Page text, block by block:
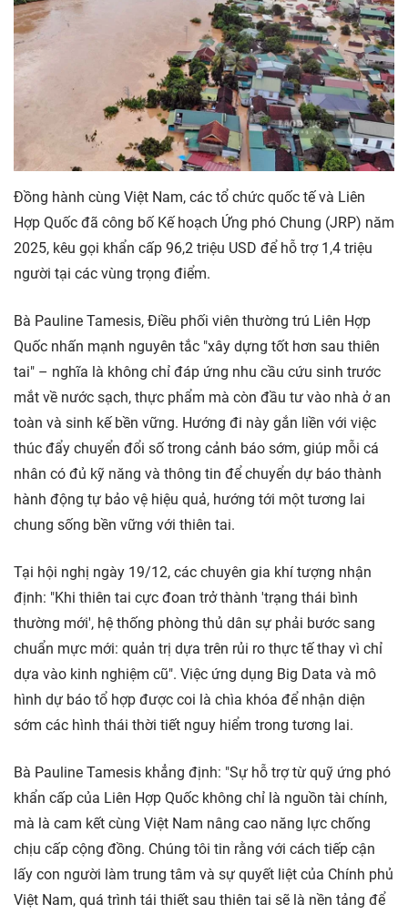
Đồng hành cùng Việt Nam, các tổ chức quốc tế và Liên
Hợp Quốc đã công bố Kế hoạch Ứng phó Chung (JRP) năm
2025, kêu gọi khẩn cấp 96,2 triệu USD để hỗ trợ 1,4 triệu
người tại các vùng trọng điểm.
Bà Pauline Tamesis, Điều phối viên thường trú Liên Hợp
Quốc nhấn mạnh nguyên tắc "xây dựng tốt hơn sau thiên
tai" – nghĩa là không chỉ đáp ứng nhu cầu cứu sinh trước
mắt về nước sạch, thực phẩm mà còn đầu tư vào nhà ở an
toàn và sinh kế bền vững. Hướng đi này gắn liền với việc
thúc đẩy chuyển đổi số trong cảnh báo sớm, giúp mỗi cá
nhân có đủ kỹ năng và thông tin để chuyển dự báo thành
hành động tự bảo vệ hiệu quả, hướng tới một tương lai
chung sống bền vững với thiên tai.
Tại hội nghị ngày 19/12, các chuyên gia khí tượng nhận
định: "Khi thiên tai cực đoan trở thành 'trạng thái bình
thường mới', hệ thống phòng thủ dân sự phải bước sang
chuẩn mực mới: quản trị dựa trên rủi ro thực tế thay vì chỉ
dựa vào kinh nghiệm cũ". Việc ứng dụng Big Data và mô
hình dự báo tổ hợp được coi là chìa khóa để nhận diện
sớm các hình thái thời tiết nguy hiểm trong tương lai.
Bà Pauline Tamesis khẳng định: "Sự hỗ trợ từ quỹ ứng phó
khẩn cấp của Liên Hợp Quốc không chỉ là nguồn tài chính,
mà là cam kết cùng Việt Nam nâng cao năng lực chống
chịu cấp cộng đồng. Chúng tôi tin rằng với cách tiếp cận
lấy con người làm trung tâm và sự quyết liệt của Chính phủ
Việt Nam, quá trình tái thiết sau thiên tai sẽ là nền tảng để